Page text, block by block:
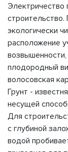
Электричество
экологически
расположение
плодородный
волосовская
Грунт -
несущей
Для
с глубиной
водой